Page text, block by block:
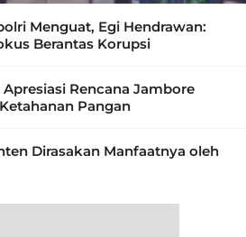
Menguat, Egi Hendrawan:
Berantas Korupsi
Rencana Jambore
Pangan
Dirasakan Manfaatnya oleh